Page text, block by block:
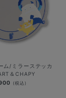
ム/ミラーステッカ
＆CHAPY
(税込)